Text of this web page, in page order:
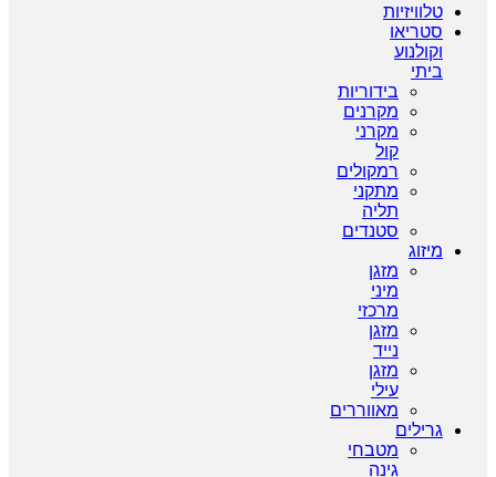
טלוויזיות
סטריאו
וקולנוע
ביתי
בידוריות
מקרנים
מקרני
קול
רמקולים
מתקני
תליה
סטנדים
מיזוג
מזגן
מיני
מרכזי
מזגן
נייד
מזגן
עילי
מאווררים
גרילים
מטבחי
גינה